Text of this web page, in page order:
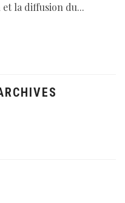
la diffusion du...